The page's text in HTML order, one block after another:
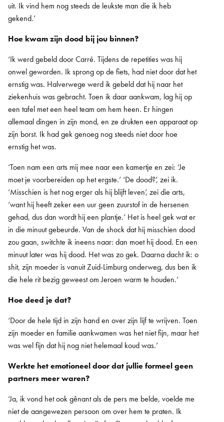
uit. Ik vind hem nog steeds de leukste man die ik heb
gekend.’
Hoe kwam zijn dood bij jou binnen?
‘Ik werd gebeld door Carré. Tijdens de repetities was hij
onwel geworden. Ik sprong op de fiets, had niet door dat het
ernstig was. Halverwege werd ik gebeld dat hij naar het
ziekenhuis was gebracht. Toen ik daar aankwam, lag hij op
een tafel met een heel team om hem heen. Er hingen
allemaal dingen in zijn mond, en ze drukten een apparaat op
zijn borst. Ik had gek genoeg nog steeds niet door hoe
ernstig het was.
‘Toen nam een arts mij mee naar een kamertje en zei: ‘Je
moet je voorbereiden op het ergste.’ ‘De dood?’, zei ik.
‘Misschien is het nog erger als hij blijft leven’, zei die arts,
‘want hij heeft zeker een uur geen zuurstof in de hersenen
gehad, dus dan wordt hij een plantje.’ Het is heel gek wat er
in die minuut gebeurde. Van de shock dat hij misschien dood
zou gaan, switchte ik ineens naar: dan moet hij dood. En een
minuut later was hij dood. Het was zo gek. Daarna dacht ik: o
shit, zijn moeder is vanuit Zuid-Limburg onderweg, dus ben ik
die hele rit bezig geweest om Jeroen warm te houden.’
Hoe deed je dat?
‘Door de hele tijd in zijn hand en over zijn lijf te wrijven. Toen
zijn moeder en familie aankwamen was het niet fijn, maar het
was wel fijn dat hij nog niet helemaal koud was.’
Werkte het emotioneel door dat jullie formeel geen
partners meer waren?
‘Ja, ik vond het ook gênant als de pers me belde, voelde me
niet de aangewezen persoon om over hem te praten. Ik